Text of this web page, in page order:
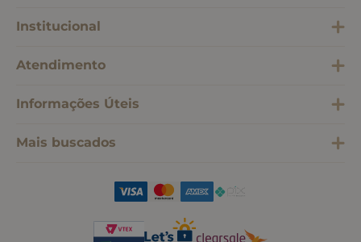
Institucional
Atendimento
Informações Úteis
Mais buscados